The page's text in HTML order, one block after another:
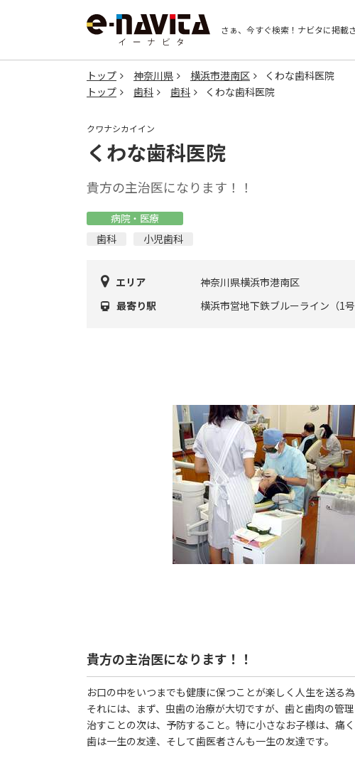
さぁ、今すぐ検索！ ナビタに掲載
トップ 神奈川県 横浜市港南区
くわな歯科医院
トップ
歯科 歯科 くわな歯科医院
クワナシカイイン
くわな歯科医院
貴方の主治医になります！！
病院・医療
歯科
小児歯科
エリア
神奈川県横浜市港南区
最寄り駅
横浜市営地下鉄ブルーライン（1
貴方の主治医になります！！
お口の中をいつまでも健康に保つことが楽しく人生を送る為
それには、まず、虫歯の治療が大切ですが、歯と歯肉の管
治すことの次は、予防すること。特に小さなお子様は、痛
歯は一生の友達、そして歯医者さんも一生の友達です。